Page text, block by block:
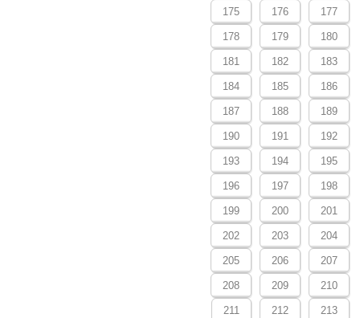
175 176 177
178 179 180
181 182 183
184 185 186
187 188 189
190 191 192
193 194 195
196 197 198
199 200 201
202 203 204
205 206 207
208 209 210
211 212 213